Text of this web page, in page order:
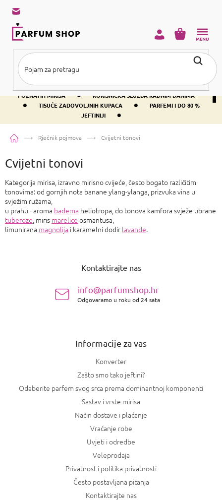
sadržaj
BESPLATNA DOSTAVA IZNAD PRIBLIŽNO 37 € •
400+ SVJETSKI
POZNATIH MIRISA
• KORISNIČKA SLUŽBA RADNIM DANIMA
• TISUĆE ZADOVOLJNIH KUPACA •
PARFEMI I DO 80 %
JEFTINIJI
•
KOŠARICA
PočetnaRječnik pojmova Cvijetni tonovi
Cvijetni tonovi
Kategorija mirisa, izravno mirisno cvijeće, često bogato različitim
tonovima: od gornjih nota banane ylang-ylanga, prizvuka vina u
svježim ružama,
u prahu - aroma badema heliotropa, do tonova kamfora svježe ubrane
tuberoze, miris marelice osmantusa,
limunirana magnolija i karamelni dodir lavande.
Kontaktirajte nas
info@parfumshop.hr
Odgovaramo u roku od 24 sata
Informacije za vas
Konverter
Zašto smo tako jeftini?
Odaberite parfem svog srca prema dominantnoj komponenti
Sastav i vrste mirisa
Način dostave i plaćanje
Vraćanje robe
Uvjeti i odredbe
Veleprodaja
Privatnost i politika privatnosti
Često postavljana pitanja
Kontaktirajte nas